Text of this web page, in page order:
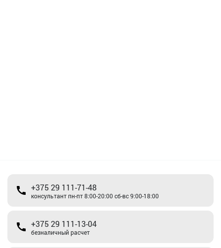
+375 29 111-71-48
консультант пн-пт 8:00-20:00 сб-вс 9:00-18:00
+375 29 111-13-04
безналичный расчет